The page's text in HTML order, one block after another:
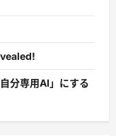
分専用AI」にする